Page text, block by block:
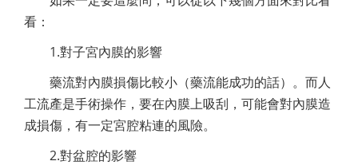
看：
1.對子宮內膜的影響
藥流對內膜損傷比較小（藥流能成功的話）。而人
工流產是手術操作，要在內膜上吸刮，可能會對內膜造
成損傷，有一定宮腔粘連的風險。
2.對盆腔的影響